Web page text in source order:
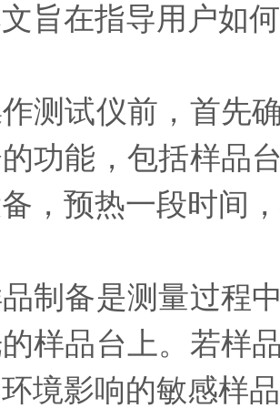
在指导用户如何
试仪前，首先确
功能，包括样品
，预热一段时间
备是测量过程中
样品台上。若样
境影响的敏感样